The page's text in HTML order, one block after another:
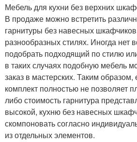
Мебель для кухни без верхних
В продаже можно встретить
гарнитуры без навесных
разнообразных стилях. Иногда нет
подобрать подходящий по стилю
в таких случаях подобную мебель
заказ в мастерских. Таким образом,
комплект полностью не позволяет
либо стоимость гарнитура
высокой, кухню без навесных
скомпоновать согласно
из отдельных элементов.